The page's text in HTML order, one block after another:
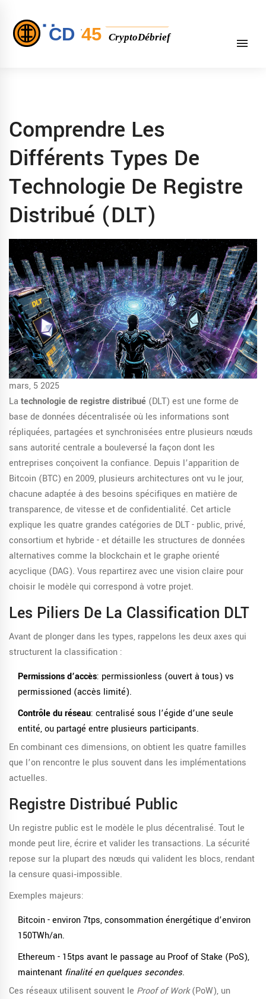
Comprendre Les
Différents Types De
Technologie De Registre
Distribué (DLT)
mars, 5 2025
La technologie de registre distribué (DLT) est une forme de
base de données décentralisée où les informations sont
répliquées, partagées et synchronisées entre plusieurs nœuds
sans autorité centrale a bouleversé la façon dont les
entreprises conçoivent la confiance. Depuis l’apparition de
Bitcoin (BTC) en 2009, plusieurs architectures ont vu le jour,
chacune adaptée à des besoins spécifiques en matière de
transparence, de vitesse et de confidentialité. Cet article
explique les quatre grandes catégories de DLT - public, privé,
consortium et hybride - et détaille les structures de données
alternatives comme la blockchain et le graphe orienté
acyclique (DAG). Vous repartirez avec une vision claire pour
choisir le modèle qui correspond à votre projet.
Les Piliers De La Classification DLT
Avant de plonger dans les types, rappelons les deux axes qui
structurent la classification :
Permissions d’accès: permissionless (ouvert à tous) vs
permissioned (accès limité).
Contrôle du réseau: centralisé sous l’égide d’une seule
entité, ou partagé entre plusieurs participants.
En combinant ces dimensions, on obtient les quatre familles
que l’on rencontre le plus souvent dans les implémentations
actuelles.
Registre Distribué Public
Un registre public est le modèle le plus décentralisé. Tout le
monde peut lire, écrire et valider les transactions. La sécurité
repose sur la plupart des nœuds qui valident les blocs, rendant
la censure quasi‑impossible.
Exemples majeurs:
Bitcoin- environ 7tps, consommation énergétique d’environ
150TWh/an.
Ethereum - 15tps avant le passage au Proof of Stake (PoS),
maintenant finalité en quelques secondes.
Ces réseaux utilisent souvent le Proof of Work(PoW), un